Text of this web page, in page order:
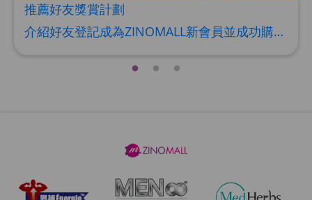
Energie Super Power 5:1 (到期日
2028年1月)
to the cart
Maximum 1 additional products allowed
to the cart
HKD$88
HKD$145
Add To Cart
推薦好友獎賞計劃
介紹好友登記成為ZINOMALL新會員並成功購物，您即可獲得$50Mall Dollar現金回贈，你的好友亦可同時獲得$50Mall Dollar現金回贈。 **舊會員必須完成首張訂單才可開通邀請好友獎賞計劃** 1. 舊會員可於 我的帳戶>>>邀請好友獎賞 中找到 好友推薦碼 (紅圈位置) 2. 會員可複製好友推薦碼並透過 Whatsapp / Facebook / Email分享給自己好友。推薦好友次數不限，介紹愈多新朋友，可獲得愈多Mall Dollar現金回贈。 3. 好友